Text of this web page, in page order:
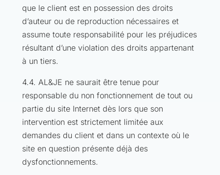
que le client est en possession des droits
d’auteur ou de reproduction nécessaires et
assume toute responsabilité pour les préjudices
résultant d’une violation des droits appartenant
à un tiers.
4.4. AL&JE ne saurait être tenue pour
responsable du non fonctionnement de tout ou
partie du site Internet dès lors que son
intervention est strictement limitée aux
demandes du client et dans un contexte où le
site en question présente déjà des
dysfonctionnements.